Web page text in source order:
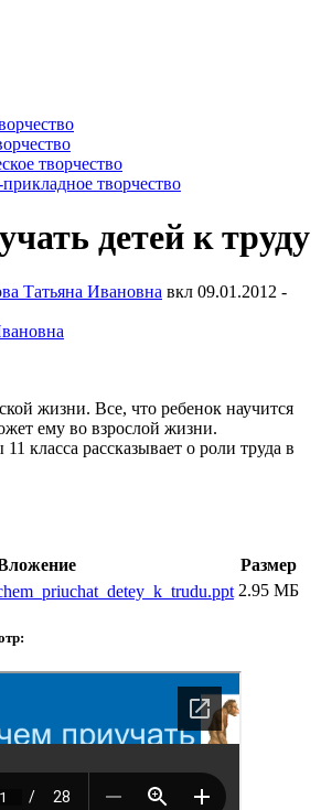
творчество
творчество
детей к труду
Татьяна Ивановна вкл 09.01.2012 -
жизни. Все, что ребенок научится
ему во взрослой жизни.
класса рассказывает о роли труда в
Размер
2.95 МБ